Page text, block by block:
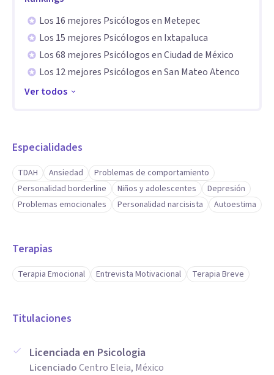
Los 16 mejores Psicólogos en Metepec
Los 15 mejores Psicólogos en Ixtapaluca
Los 68 mejores Psicólogos en Ciudad de México
Los 12 mejores Psicólogos en San Mateo Atenco
Ver todos
Especialidades
TDAH Ansiedad
Problemas de comportamiento
Personalidad borderline
Niños y adolescentes
Depresión
Problemas emocionales
Personalidad narcisista Autoestima
Terapias
Terapia Emocional Entrevista Motivacional Terapia Breve
Titulaciones
Licenciada en Psicologia
LicenciadoCentro Eleia, México